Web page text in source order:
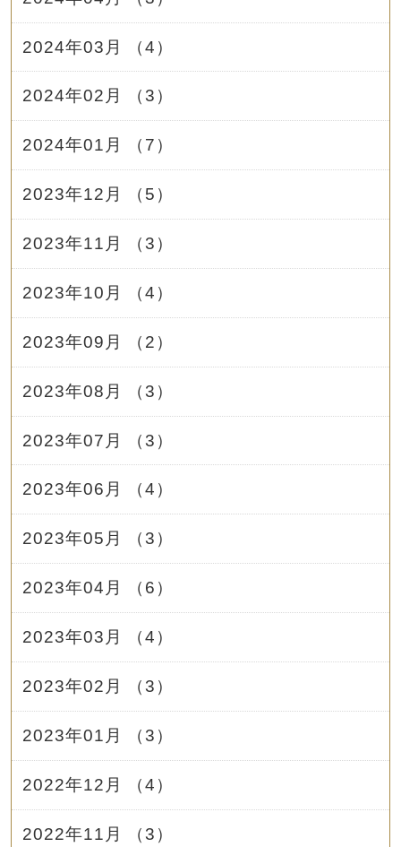
2024年03月 （4）
2024年02月 （3）
2024年01月 （7）
2023年12月 （5）
2023年11月 （3）
2023年10月 （4）
2023年09月 （2）
2023年08月 （3）
2023年07月 （3）
2023年06月 （4）
2023年05月 （3）
2023年04月 （6）
2023年03月 （4）
2023年02月 （3）
2023年01月 （3）
2022年12月 （4）
2022年11月 （3）